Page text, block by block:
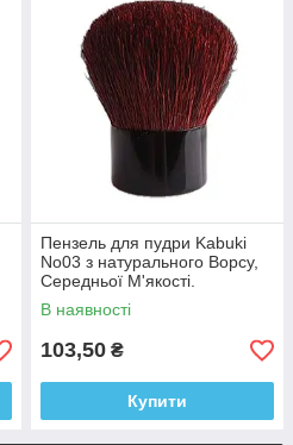
Пензель для пудри Kabuki
No03 з натурального Ворсу,
Середньої М'якості.
В наявності
103,50 ₴
Купити